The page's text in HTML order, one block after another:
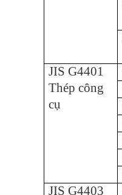
JIS G4401
Thép công
cụ
JIS G4403